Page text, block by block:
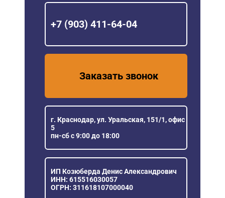
+7 (903) 411-64-04
Заказать звонок
г. Краснодар, ул. Уральская, 151/1, офис
5
пн-сб с 9:00 до 18:00
ИП Козюберда Денис Александрович
ИНН: 615516030057
ОГРН: 311618107000040